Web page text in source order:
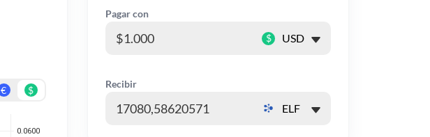
€ $
Pagar con
$
Recibir